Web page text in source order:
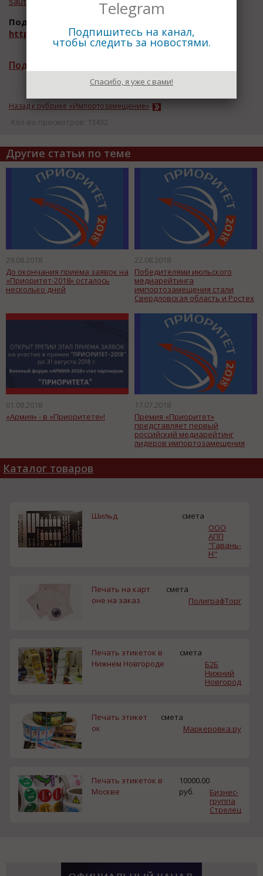
Подробнее:
https://www.kommersant.ru/conference/352
Подписаться на рассылку новостей
Назад к рубрике «Импортозамещение»
Кол-во просмотров: 13432
Другие статьи по теме
29.08.2018
До окончания приема заявок на
«Приоритет-2018» осталось
несколько дней
22.08.2018
Победителями июльского
медиарейтинга
импортозамещения стали
Свердловская область и Ростех
01.08.2018
«Армия» - в «Приоритете»!
17.07.2018
Премия «Приоритет»
представляет первый
российский медиарейтинг
лидеров импортозамещения
Каталог товаров
Шильд
смета
ООО
АПП
"Гавань-
Н"
Печать на карт
оне на заказ
смета
ПолиграфТорг
Печать этикеток в
Нижнем Новгороде
смета
Б2Б
Нижний
Новгород
Печать этикет
ок
смета
Маркеровка.ру
Печать этикеток в
Москве
10000.00
руб.
Бизнес-
группа
Стрелец
Telegram
Подпишитесь на канал,
чтобы следить за новостями.
Спасибо, я уже с вами!